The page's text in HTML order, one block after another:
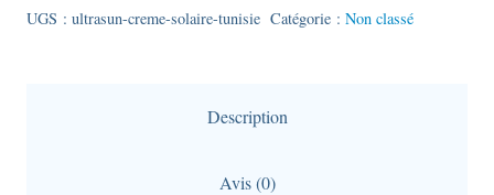
Crème
UGS : ultrasun-creme-solaire-tunisie Catégorie : Non classé
Description
Avis (0)